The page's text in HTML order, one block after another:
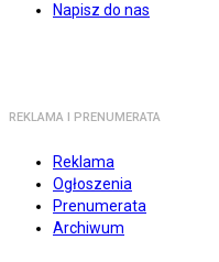
Napisz do nas
REKLAMA I PRENUMERATA
Reklama
Ogłoszenia
Prenumerata
Archiwum